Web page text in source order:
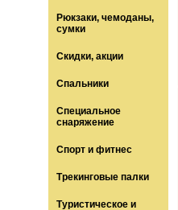
Рюкзаки, чемоданы,
сумки
Скидки, акции
Спальники
Специальное
снаряжение
Спорт и фитнес
Трекинговые палки
Туристическое и